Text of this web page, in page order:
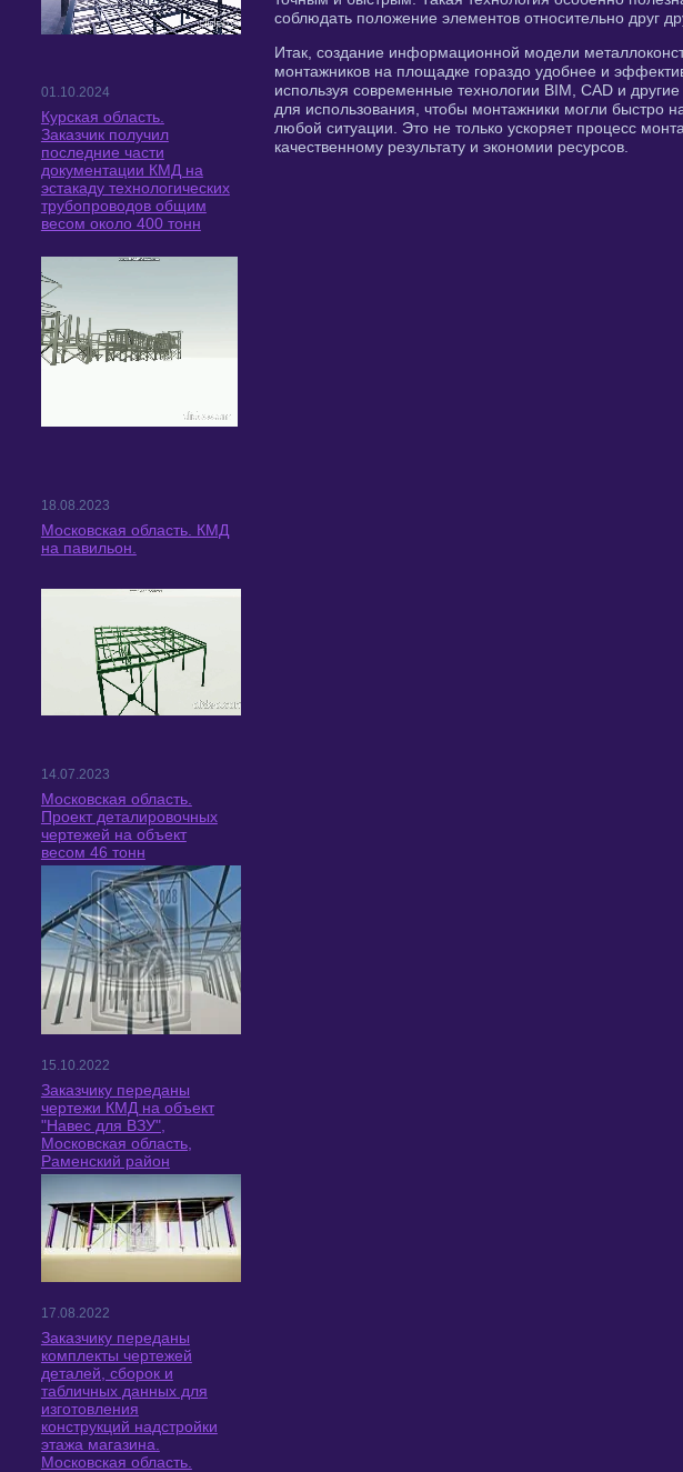
соблюдать положение элементов относительно друг
Итак, создание информационной модели
монтажников на площадке гораздо удобнее и
используя современные технологии BIM, CAD и
для использования, чтобы монтажники могли
любой ситуации. Это не только ускоряет процесс
качественному результату и экономии ресурсов.
01.10.2024
Курская область.
Заказчик получил
последние части
документации КМД на
эстакаду технологических
трубопроводов общим
весом около 400 тонн
18.08.2023
Московская область. КМД
на павильон.
14.07.2023
Московская область.
Проект деталировочных
чертежей на объект
весом 46 тонн
15.10.2022
Заказчику переданы
чертежи КМД на объект
"Навес для ВЗУ",
Московская область,
Раменский район
17.08.2022
Заказчику переданы
комплекты чертежей
деталей, сборок и
табличных данных для
изготовления
конструкций надстройки
этажа магазина.
Московская область.